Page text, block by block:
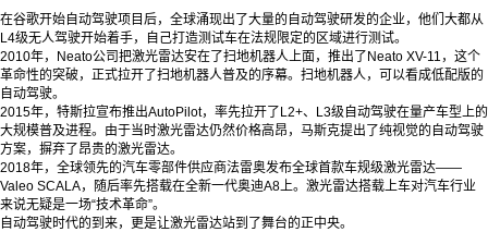
在谷歌开始自动驾驶项目后，全球涌现出了大量的自动驾驶研发的企业，他们大都从
L4级无人驾驶开始着手，自己打造测试车在法规限定的区域进行测试。
2010年，Neato公司把激光雷达安在了扫地机器人上面，推出了Neato XV-11，这个
革命性的突破，正式拉开了扫地机器人普及的序幕。扫地机器人，可以看成低配版的
自动驾驶。
2015年，特斯拉宣布推出AutoPilot，率先拉开了L2+、L3级自动驾驶在量产车型上的
大规模普及进程。由于当时激光雷达仍然价格高昂，马斯克提出了纯视觉的自动驾驶
方案，摒弃了昂贵的激光雷达。
2018年，全球领先的汽车零部件供应商法雷奥发布全球首款车规级激光雷达——
Valeo SCALA，随后率先搭载在全新一代奥迪A8上。激光雷达搭载上车对汽车行业
来说无疑是一场“技术革命”。
自动驾驶时代的到来，更是让激光雷达站到了舞台的正中央。